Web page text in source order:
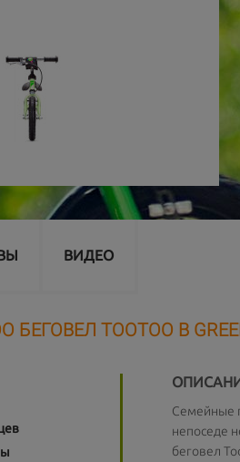
ВИДЕО
БЕГОВЕЛ TOOTOO B
Семейные
непоседе
беговел